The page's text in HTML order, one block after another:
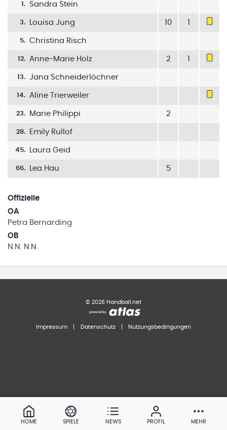
1. Sandra Stein
3. Louisa Jung 10
5. Christina Risch
12. Anne-Marie Holz 2
13. Jana Schneiderlöchner
14. Aline Trierweiler
23. Marie Philippi 2
28. Emily Rullof
45. Laura Geid
66. Lea Hau 5
Offizielle
OA
Petra Bernarding
OB
N.N.
N.N.
© 2026 Handball.net
Impressum Datenschutz Nutzungsbedingungen
HOME SPIELE NEWS PROFIL MEHR